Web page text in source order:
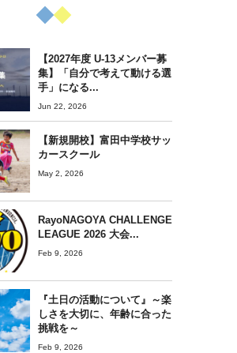
お知らせ
練習が始まる、その前の20分に ——
子どもは、勝手に育っていく
【2027年度 U-13メンバー募
集】「自分で考えて動ける選
手」になる...
Jun 22, 2026
【新規開校】富田中学校サッ
カースクール
May 2, 2026
RayoNAGOYA CHALLENGE
LEAGUE 2026 大会...
Feb 9, 2026
『土日の活動について』～楽
しさを大切に、年齢に合った
挑戦を～
Feb 9, 2026